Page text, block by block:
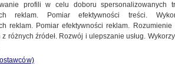
profili w celu doboru spersonalizowanych
reklam. Pomiar efektywności treści.
reklam. Pomiar efektywności reklam.
różnych źródeł. Rozwój i ulepszanie usług.